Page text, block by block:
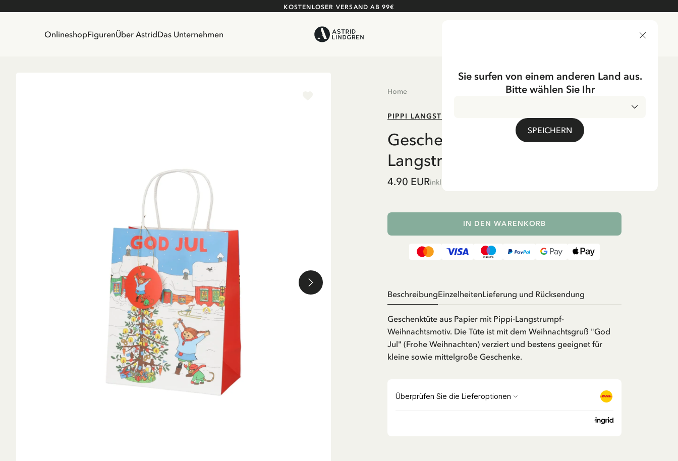
KOSTENLOSER VERSAND AB 99€
OnlineshopFigurenÜber AstridDas Unternehmen
Home
PIPPI LANGSTRUMPF Schwedisch
Geschenktüte Pippi
Langstrumpf - Weihnachten
4.90 EURinkl. MwSt.
IN DEN WARENKORB
BeschreibungEinzelheitenLieferung und Rücksendung
Geschenktüte aus Papier mit Pippi-Langstrumpf-
Weihnachtsmotiv. Die Tüte ist mit dem Weihnachtsgruß "God
Jul" (Frohe Weihnachten) verziert und bestens geeignet für
kleine sowie mittelgroße Geschenke.
Sie surfen von einem anderen Land aus.
Bitte wählen Sie Ihr
SPEICHERN